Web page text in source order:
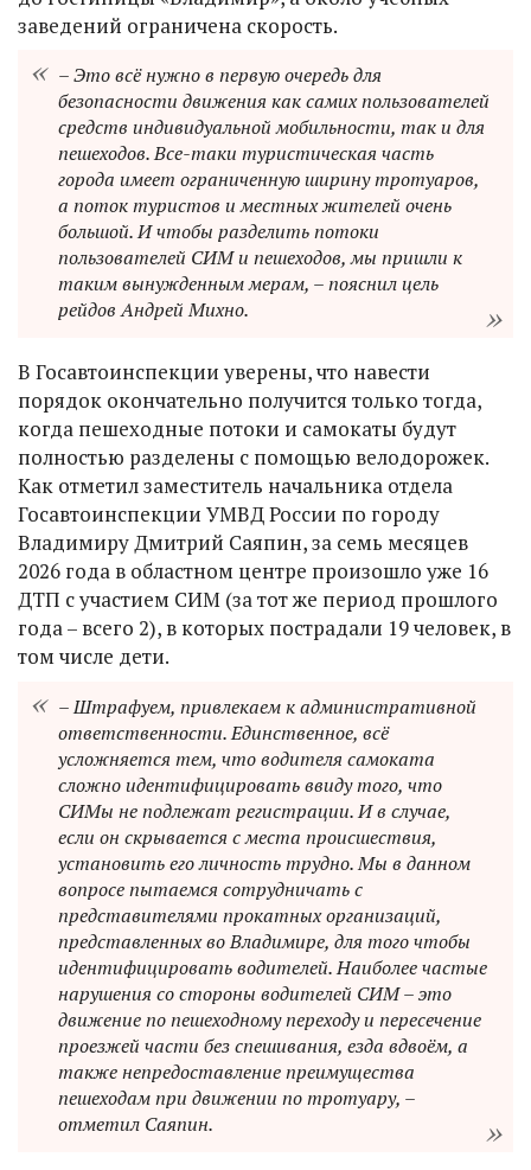
заведений ограничена скорость.
– Это всё нужно в первую очередь для
безопасности движения как самих пользователей
средств индивидуальной мобильности, так и для
пешеходов. Все-таки туристическая часть
города имеет ограниченную ширину тротуаров,
а поток туристов и местных жителей очень
большой. И чтобы разделить потоки
пользователей СИМ и пешеходов, мы пришли к
таким вынужденным мерам, – пояснил цель
рейдов Андрей Михно.
В Госавтоинспекции уверены, что навести
порядок окончательно получится только тогда,
когда пешеходные потоки и самокаты будут
полностью разделены с помощью велодорожек.
Как отметил заместитель начальника отдела
Госавтоинспекции УМВД России по городу
Владимиру Дмитрий Саяпин, за семь месяцев
2026 года в областном центре произошло уже 16
ДТП с участием СИМ (за тот же период прошлого
года – всего 2), в которых пострадали 19 человек, в
том числе дети.
– Штрафуем, привлекаем к административной
ответственности. Единственное, всё
усложняется тем, что водителя самоката
сложно идентифицировать ввиду того, что
СИМы не подлежат регистрации. И в случае,
если он скрывается с места происшествия,
установить его личность трудно. Мы в данном
вопросе пытаемся сотрудничать с
представителями прокатных организаций,
представленных во Владимире, для того чтобы
идентифицировать водителей. Наиболее частые
нарушения со стороны водителей СИМ – это
движение по пешеходному переходу и пересечение
проезжей части без спешивания, езда вдвоём, а
также непредоставление преимущества
пешеходам при движении по тротуару, –
отметил Саяпин.